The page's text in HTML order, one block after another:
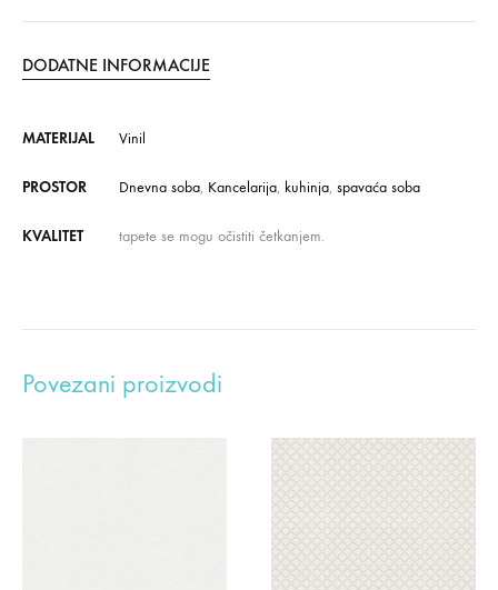
DODATNE INFORMACIJE
MATERIJAL Vinil
PROSTOR Dnevna soba, Kancelarija, kuhinja, spavaća soba
KVALITET tapete se mogu očistiti četkanjem.
Povezani proizvodi